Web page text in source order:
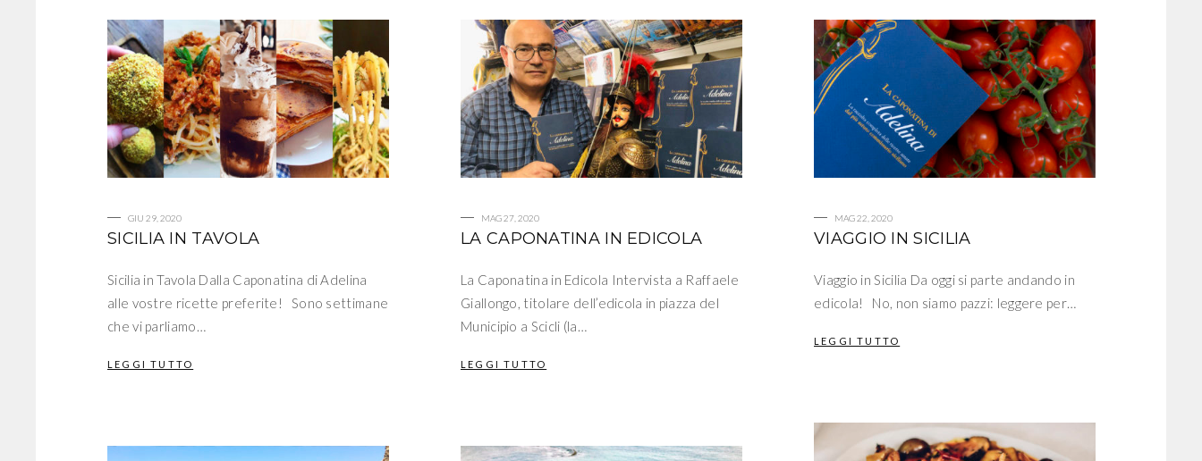
GIU 29, 2020
SICILIA IN TAVOLA
Sicilia in Tavola Dalla Caponatina di Adelina
alle vostre ricette preferite! Sono settimane
che vi parliamo…
LEGGI TUTTO
MAG 27, 2020
LA CAPONATINA IN EDICOLA
La Caponatina in Edicola Intervista a Raffaele
Giallongo, titolare dell’edicola in piazza del
Municipio a Scicli (la…
LEGGI TUTTO
MAG 22, 2020
VIAGGIO IN SICILIA
Viaggio in Sicilia Da oggi si parte andando in
edicola! No, non siamo pazzi: leggere per…
LEGGI TUTTO